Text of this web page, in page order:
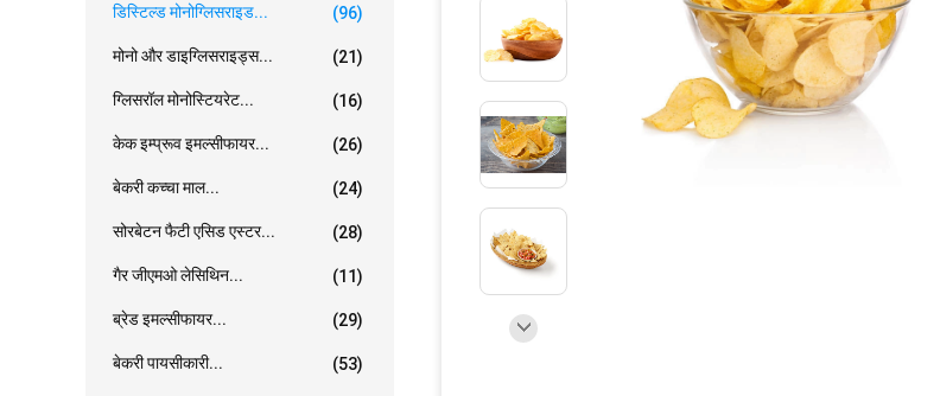
डिस्टिल्ड मोनोग्लिसराइड... (96)
मोनो और डाइग्लिसराइड्स... (21)
ग्लिसरॉल मोनोस्टियरेट... (16)
केक इम्प्रूव इमल्सीफायर... (26)
बेकरी कच्चा माल... (24)
सोरबेटन फैटी एसिड एस्टर... (28)
गैर जीएमओ लेसिथिन... (11)
ब्रेड इमल्सीफायर... (29)
बेकरी पायसीकारी... (53)